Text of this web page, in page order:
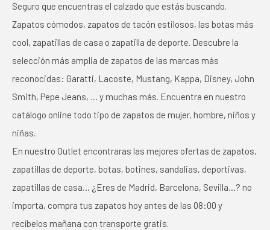
Seguro que encuentras el calzado que estás buscando.
Zapatos cómodos, zapatos de tacón estilosos, las botas más
cool, zapatillas de casa o zapatilla de deporte. Descubre la
selección más amplia de zapatos de las marcas más
reconocidas: Garatti, Lacoste, Mustang, Kappa, Disney, John
Smith, Pepe Jeans, … y muchas más. Encuentra en nuestro
catálogo online todo tipo de zapatos de mujer, hombre, niños y
niñas.
En nuestro Outlet encontraras las mejores ofertas de zapatos,
zapatillas de deporte, botas, botines, sandalias, deportivas,
zapatillas de casa… ¿Eres de Madrid, Barcelona, Sevilla…? no
importa, compra tus zapatos hoy antes de las 08:00 y
recíbelos mañana con transporte gratis.